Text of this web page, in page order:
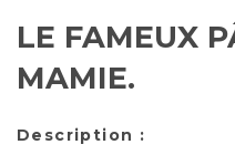
LE FAMEUX
MAMIE.
Description :